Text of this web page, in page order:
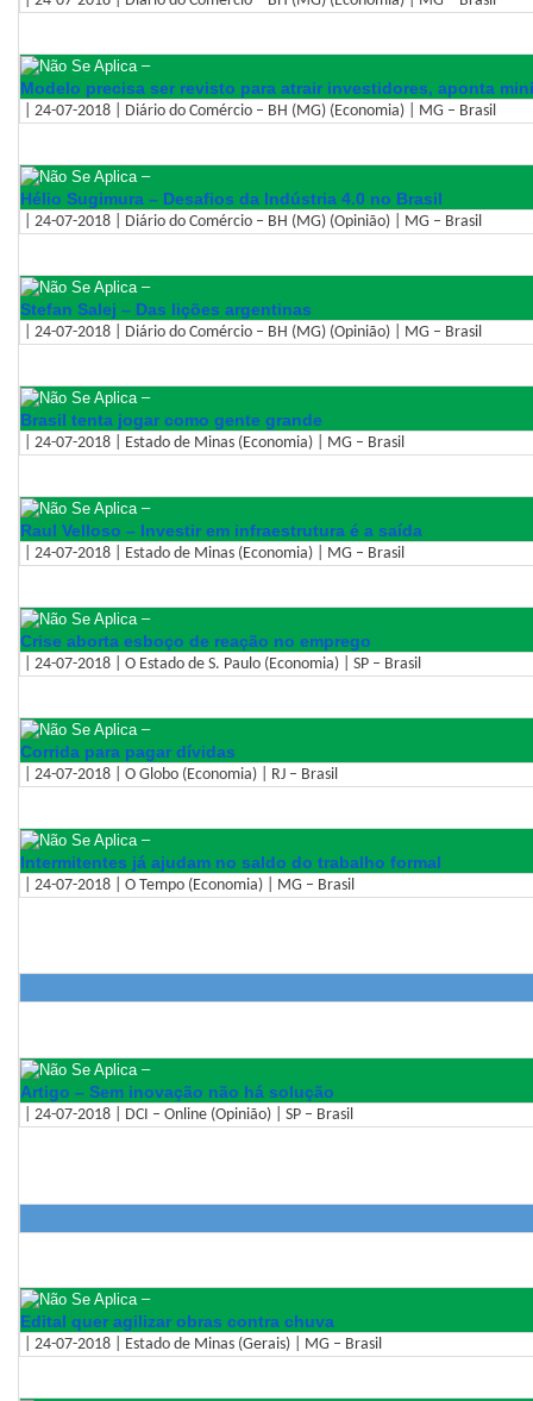
–
Modelo precisa ser revisto para atrair investidores, aponta
| 24-07-2018 | Diário do Comércio – BH (MG) (Economia) | MG – Brasil
–
Hélio Sugimura – Desafios da Indústria 4.0 no Brasil
| 24-07-2018 | Diário do Comércio – BH (MG) (Opinião) | MG – Brasil
–
Stefan Salej – Das lições argentinas
| 24-07-2018 | Diário do Comércio – BH (MG) (Opinião) | MG – Brasil
–
Brasil tenta jogar como gente grande
| 24-07-2018 | Estado de Minas (Economia) | MG – Brasil
–
Raul Velloso – Investir em infraestrutura é a saída
| 24-07-2018 | Estado de Minas (Economia) | MG – Brasil
–
Crise aborta esboço de reação no emprego
| 24-07-2018 | O Estado de S. Paulo (Economia) | SP – Brasil
–
Corrida para pagar dívidas
| 24-07-2018 | O Globo (Economia) | RJ – Brasil
–
Intermitentes já ajudam no saldo do trabalho formal
| 24-07-2018 | O Tempo (Economia) | MG – Brasil
–
Artigo – Sem inovação não há solução
| 24-07-2018 | DCI – Online (Opinião) | SP – Brasil
–
Edital quer agilizar obras contra chuva
| 24-07-2018 | Estado de Minas (Gerais) | MG – Brasil